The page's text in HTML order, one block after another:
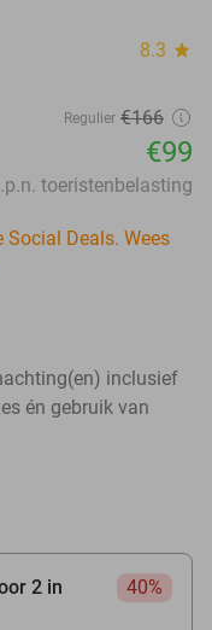
8.3 star
Regulier €166
€99
toeristenbelasting
Deals. Wees
inclusief
én gebruik van
2 in
40%